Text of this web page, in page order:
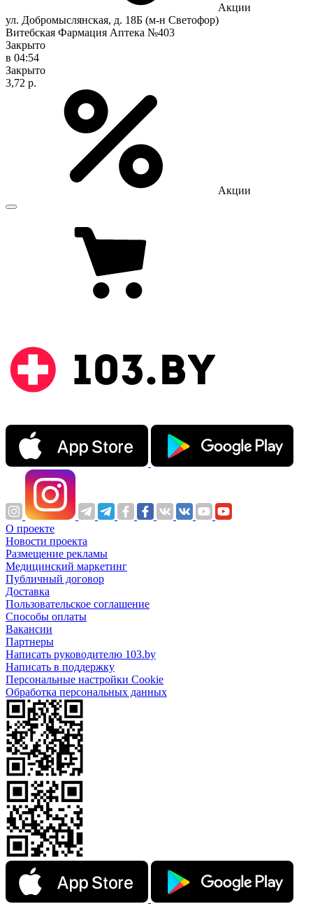
Акции
ул. Добромыслянская, д. 18Б (м-н Светофор)
Витебская Фармация Аптека №403
Закрыто
в 04:54
Закрыто
3,72 р.
Акции
О проекте
Новости проекта
Размещение рекламы
Медицинский маркетинг
Публичный договор
Доставка
Пользовательское соглашение
Способы оплаты
Вакансии
Партнеры
Написать руководителю 103.by
Написать в поддержку
Персональные настройки Cookie
Обработка персональных данных